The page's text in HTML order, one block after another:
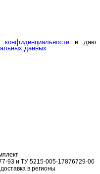
конфиденциальности и даю
данных
93 и ТУ 5215-005-17876729-06
в регионы